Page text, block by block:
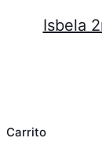
Isbela
Carrito